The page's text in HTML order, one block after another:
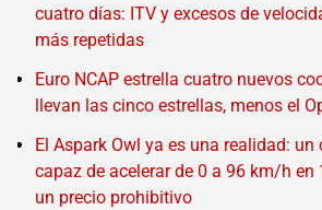
cuatro días: ITV y excesos de
más repetidas
Euro NCAP estrella cuatro nuevos
llevan las cinco estrellas, menos el
El Aspark Owl ya es una realidad: un
capaz de acelerar de 0 a 96 km/h en
un precio prohibitivo